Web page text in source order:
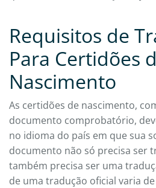
Requisitos de
Para Certidões
Nascimento
As certidões de nascimento,
documento comprobatório,
no idioma do país em que sua
documento não só precisa ser
também precisa ser uma
de uma tradução oficial varia